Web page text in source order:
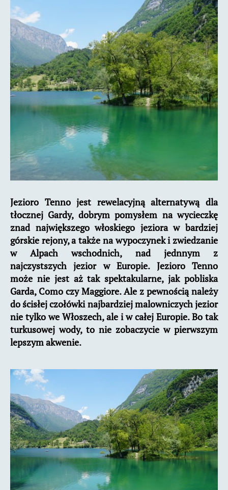
Jezioro Tenno jest rewelacyjną alternatywą dla
tłocznej Gardy, dobrym pomysłem na wycieczkę
znad największego włoskiego jeziora w bardziej
górskie rejony, a także na wypoczynek i zwiedzanie
w Alpach wschodnich, nad jednnym z
najczystszych jezior w Europie. Jezioro Tenno
może nie jest aż tak spektakularne, jak pobliska
Garda, Como czy Maggiore. Ale z pewnością należy
do ścisłej czołówki najbardziej malowniczych jezior
nie tylko we Włoszech, ale i w całej Europie. Bo tak
turkusowej wody, to nie zobaczycie w pierwszym
lepszym akwenie.